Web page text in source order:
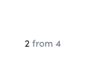
2 from 4